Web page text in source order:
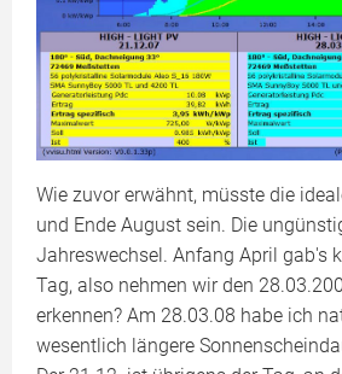
Wie zuvor erwähnt, müsste die
und Ende August sein. Die
Jahreswechsel. Anfang April gab's
Tag, also nehmen wir den
erkennen? Am 28.03.08 habe ich
wesentlich längere